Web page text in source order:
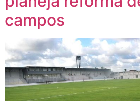
campos